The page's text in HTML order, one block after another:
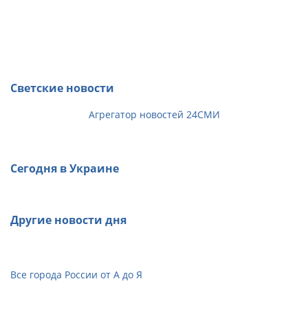
Светские новости
Агрегатор новостей 24СМИ
Сегодня в Украине
Другие новости дня
Все города России от А до Я